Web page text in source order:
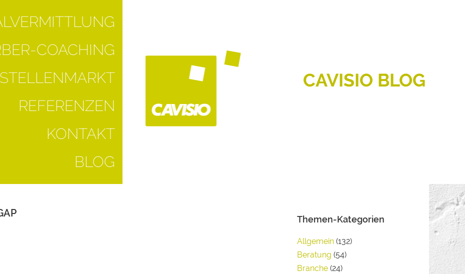
COACHING
STELLENMARKT
REFERENZEN
KONTAKT
BLOG
CAVISIO BLOG
Themen-Kategorien
Allgemein (132)
Beratung (54)
Branche (24)